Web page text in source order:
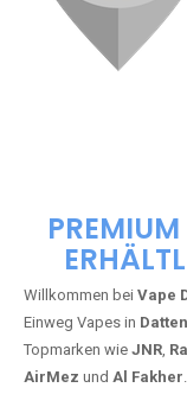
Willkommen bei Vape
Einweg Vapes in
Topmarken wie JNR,
AirMez und Al Fakher